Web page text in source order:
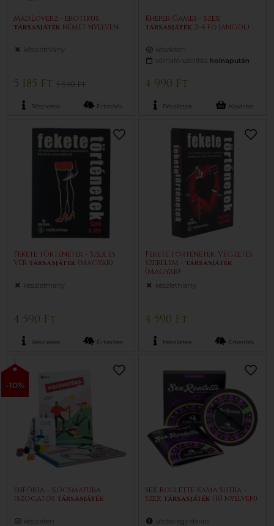
MadLoverz - erotikus
társasjáték német nyelven
készlethiány
5 185 Ft5 990 Ft
Részletek Értesítés
Kheper Games - szex
társasjáték 2-4 fő (angol)
készleten
várható szállítás: holnapután
4 990 Ft
Részletek Kosárba
Fekete történetek - Szex és
Vér társasjáték (magyar)
készlethiány
4 590 Ft
Részletek Értesítés
Fekete történetek: Végzetes
szerelem - társasjáték
(magyar)
készlethiány
4 590 Ft
Részletek Értesítés
-10%
Eufória - Kocsmatúra
iszogatós társasjáték
készleten
Sex Roulette Kama Sutra -
szex társasjáték (10 nyelven)
utolsó egy darab